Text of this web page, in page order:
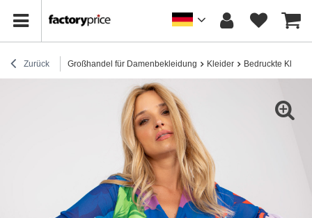
Zurück Großhandel für Damenbekleidung Kleider Bedruckte Kleider